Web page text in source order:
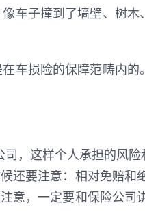
车子撞到了墙壁、树
车损险的保障范畴内
，这样个人承担的风
还要注意：相对免赔和
意，一定要和保险公司